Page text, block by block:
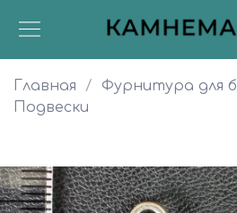
Главная
Фурнитура для
Подвески